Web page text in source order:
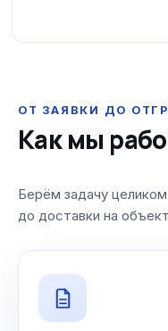
ОТ ЗАЯВКИ ДО
Как мы
Берём задачу
до доставки на